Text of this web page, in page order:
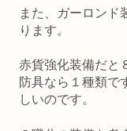
また、ガーロンド
ります。
赤貨強化装備だと
防具なら１種類で
しいのです。